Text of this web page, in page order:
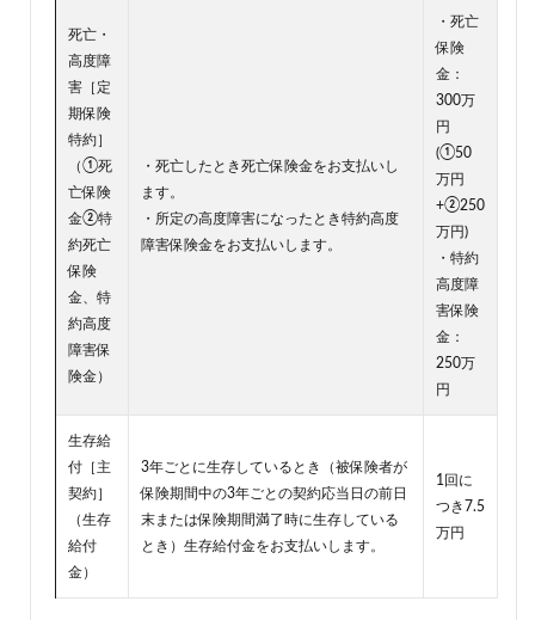
死亡・
高度障
害［定
期保険
特約］
（①死
亡保険
金②特
約死亡
保険
金、特
約高度
障害保
険金）
・死亡したとき死亡保険金をお支払いし
ます。
・所定の高度障害になったとき特約高度
障害保険金をお支払いします。
・死亡
保険
金：
300万
円
(①50
万円
+②250
万円)
・特約
高度障
害保険
金：
250万
円
生存給
付［主
契約］
（生存
給付
金）
3年ごとに生存しているとき（被保険者が
保険期間中の3年ごとの契約応当日の前日
末または保険期間満了時に生存している
とき）生存給付金をお支払いします。
1回に
つき7.5
万円